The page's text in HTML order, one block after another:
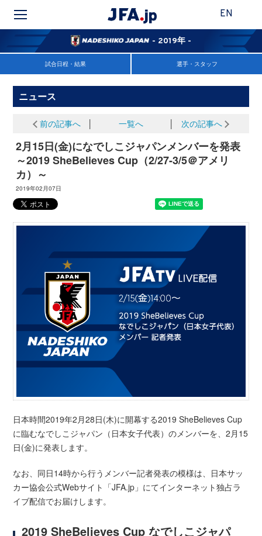
EN
- 2019年 -
試合日程・結果 選手・スタッフ
ニュース
前の記事へ 一覧へ 次の記事へ
2月15日(金)になでしこジャパンメンバーを発表
～2019 SheBelieves Cup（2/27-3/5＠アメリ
カ）～
2019年02月07日
日本時間2019年2月28日(木)に開幕する2019 SheBelieves Cup
に臨むなでしこジャパン（日本女子代表）のメンバーを、2月15
日(金)に発表します。
なお、同日14時から行うメンバー記者発表の模様は、日本サッ
カー協会公式Webサイト「JFA.jp」にてインターネット独占ラ
イブ配信でお届けします。
2019 SheBelieves Cup なでしこジャパ